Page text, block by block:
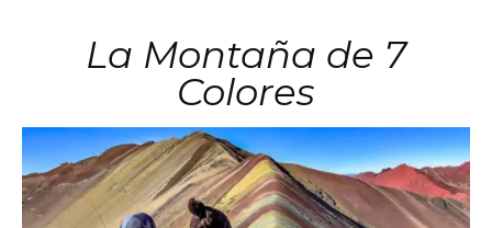
La Montaña de 7
Colores